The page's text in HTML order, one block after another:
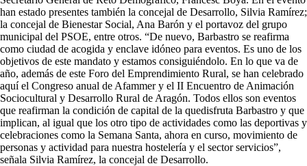
han estado presentes también la concejal de Desarrollo, Silvia Ramírez;
la concejal de Bienestar Social, Ana Barón y el portavoz del grupo
municipal del PSOE, entre otros. “De nuevo, Barbastro se reafirma
como ciudad de acogida y enclave idóneo para eventos. Es uno de los
objetivos de este mandato y estamos consiguiéndolo. En lo que va de
año, además de este Foro del Emprendimiento Rural, se han celebrado
aquí el Congreso anual de Afammer y el II Encuentro de Animación
Sociocultural y Desarrollo Rural de Aragón. Todos ellos son eventos
que reafirman la condición de capital de la quedisfruta Barbastro y que
implican, al igual que los otro tipo de actividades como las deportivas y
celebraciones como la Semana Santa, ahora en curso, movimiento de
personas y actividad para nuestra hostelería y el sector servicios”,
señala Silvia Ramírez, la concejal de Desarrollo.